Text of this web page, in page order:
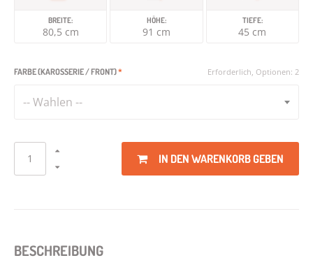
BREITE:
80,5 cm
HÖHE:
91 cm
TIEFE:
45 cm
FARBE (KAROSSERIE / FRONT)* Erforderlich, Optionen: 2
-- Wahlen --
IN DEN WARENKORB GEBEN
BESCHREIBUNG